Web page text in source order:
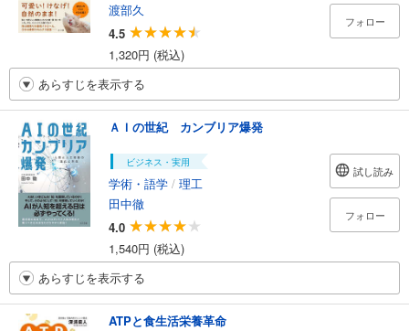
渡部久
4.5
1,320円 (税込)
フォロー
あらすじを表示する
ＡＩの世紀 カンブリア爆発
ビジネス・実用
学術・語学 / 理工
田中徹
4.0
1,540円 (税込)
試し読み
フォロー
あらすじを表示する
ATPと食生活栄養革命